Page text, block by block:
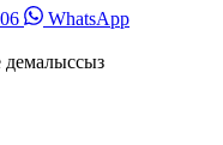
WhatsApp
демалыссыз